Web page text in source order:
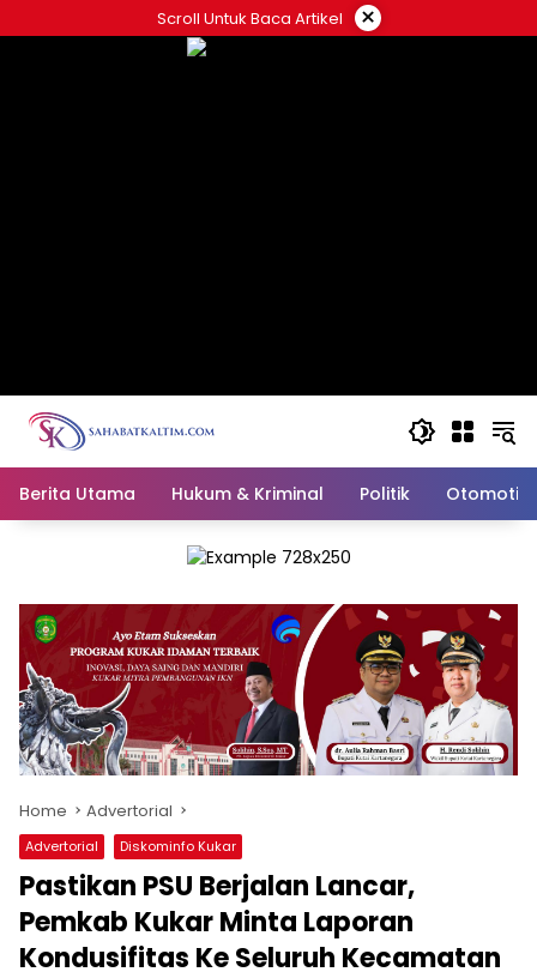
to
Scroll Untuk Baca Artikel ×
Berita Utama Hukum & Kriminal Politik Otomotif
Home Advertorial
Advertorial Diskominfo Kukar
Pastikan PSU Berjalan Lancar,
Pemkab Kukar Minta Laporan
Kondusifitas Ke Seluruh Kecamatan